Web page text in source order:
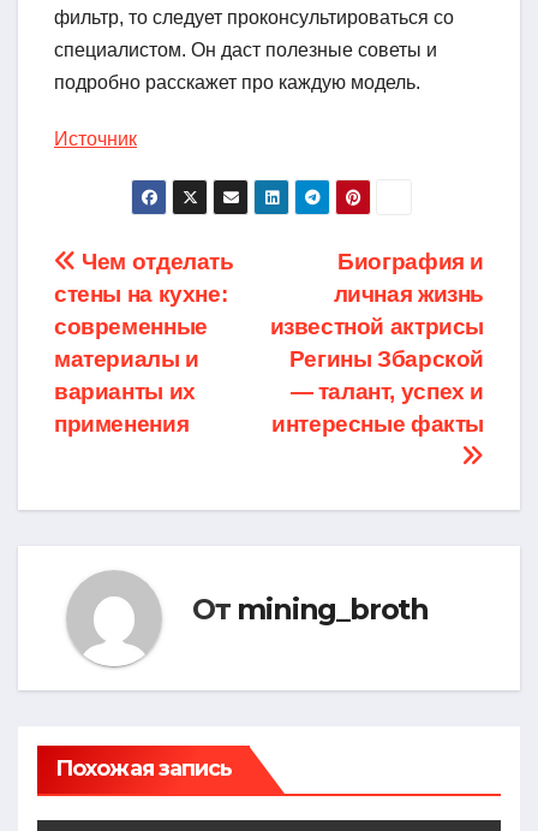
фильтр, то следует проконсультироваться со
специалистом. Он даст полезные советы и
подробно расскажет про каждую модель.
Источник
Навигация
по
записям
Биография и
личная жизнь
известной актрисы
Регины Збарской
— талант, успех и
интересные факты
Чем отделать
стены на кухне:
современные
материалы и
варианты их
применения
От mining_broth
Похожая запись